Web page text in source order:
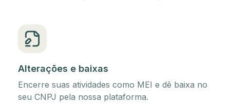
Alterações e baixas
Encerre suas atividades como MEI e dê baixa no
seu CNPJ pela nossa plataforma.